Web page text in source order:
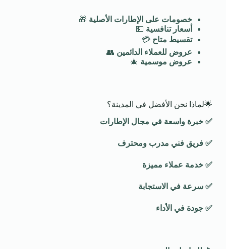
خصومات على الإطارات الأصلية 🎁
أسعار تنافسية 💵
تقسيط متاح 💳
عروض للعملاء الدائمين 👥
عروض موسمية 🎄
🌟لماذا نحن الأفضل في المدينة؟
✅ خبرة واسعة في مجال الإطارات
✅ فريق فني مدرب ومحترف
✅ خدمة عملاء مميزة
✅ سرعة في الاستجابة
✅ جودة في الأداء